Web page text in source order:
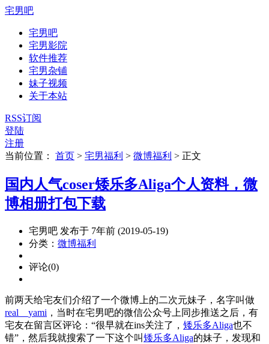
宅男吧
宅男吧
宅男影院
软件推荐
宅男杂铺
妹子视频
关于本站
RSS订阅
登陆
注册
当前位置：
首页 > 宅男福利 > 微博福利 > 正文
国内人气coser矮乐多Aliga个人资料，微
博相册打包下载
宅男吧 发布于 7年前 (2019-05-19)
分类： 微博福利
评论(0)
前两天给宅友们介绍了一个微博上的二次元妹子，名字叫做
real__yami ，当时在宅男吧的微信公众号上同步推送之后，有
宅友在留言区评论：“很早就在ins关注了， 矮乐多Aliga也不
错”，然后我就搜索了一下这个叫矮乐多Aliga的妹子，发现和